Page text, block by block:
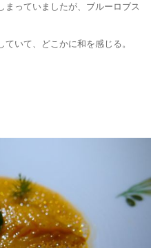
まっていましたが、ブルーロブス
いて、どこかに和を感じる。